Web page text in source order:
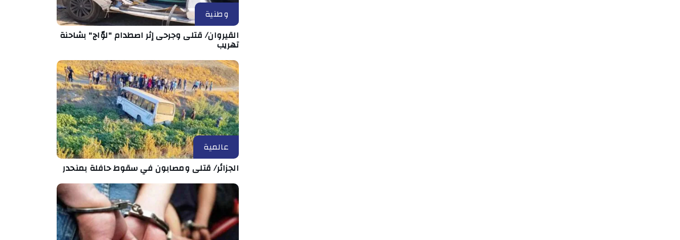
وطنية
القيروان/ قتلى وجرحى إثر اصطدام "لوّاج" بشاحنة
تهريب
عالمية
الجزائر/ قتلى ومصابون في سقوط حافلة بمنحدر